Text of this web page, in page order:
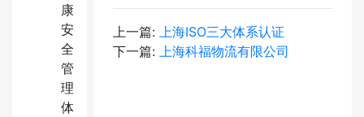
康
安
全
管
理
体
上一篇: 上海ISO三大体系认证
下一篇: 上海科福物流有限公司